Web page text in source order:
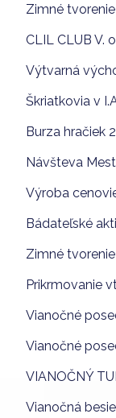
Zimné
CLIL CLUB V.
Výtvarná
Škriatkovia v
Burza hračiek
Návšteva
Výroba
Bádateľské
Zimné
Prikrmovanie
Vianočné
Vianočné
VIANOČNÝ
Vianočná